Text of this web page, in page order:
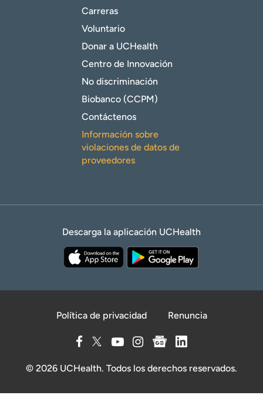
Carreras
Voluntario
Donar a UCHealth
Centro de Innovación
No discriminación
Biobanco (CCPM)
Contáctenos
Información sobre
violaciones de datos de
proveedores
Descarga la aplicación UCHealth
Política de privacidad Renuncia
© 2026 UCHealth. Todos los derechos reservados.